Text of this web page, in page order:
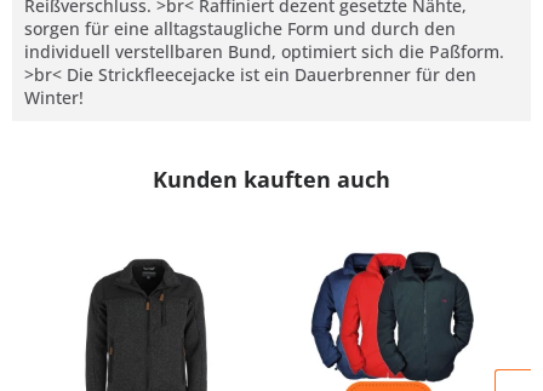
Reißverschluss. >br< Raffiniert dezent gesetzte Nähte,
sorgen für eine alltagstaugliche Form und durch den
individuell verstellbaren Bund, optimiert sich die Paßform.
>br< Die Strickfleecejacke ist ein Dauerbrenner für den
Winter!
Kunden kauften auch